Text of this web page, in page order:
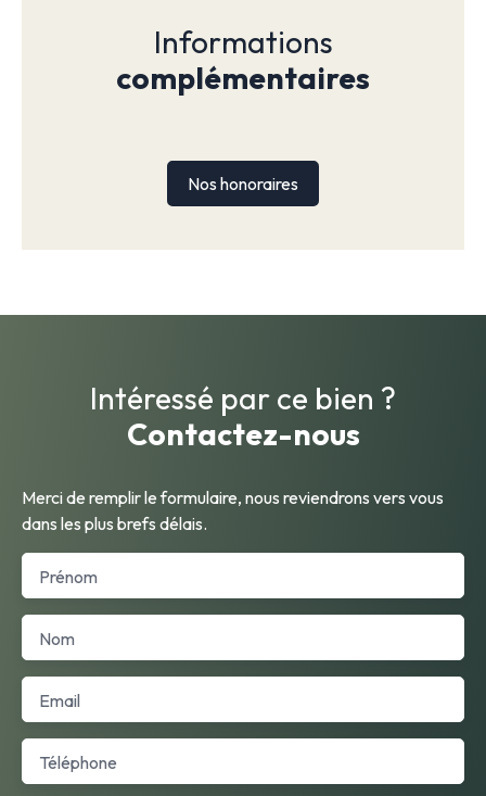
Informations
complémentaires
Nos honoraires
Intéressé par ce bien ?
Contactez-nous
Merci de remplir le formulaire, nous reviendrons vers vous
dans les plus brefs délais.
Prénom
Nom
Email
Téléphone